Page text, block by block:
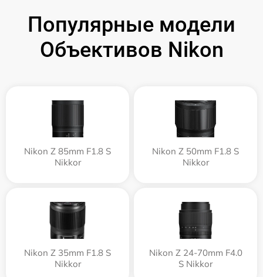
Популярные модели
Объективов Nikon
Nikon Z 85mm F1.8 S
Nikkor
Nikon Z 50mm F1.8 S
Nikkor
Nikon Z 35mm F1.8 S
Nikkor
Nikon Z 24-70mm F4.0
S Nikkor